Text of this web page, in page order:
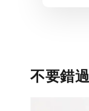
不要錯過